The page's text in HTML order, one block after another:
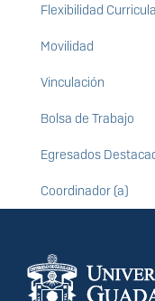
Flexibilidad
Movilidad
Vinculación
Bolsa de Trabajo
Egresados
Coordinador (a)
portal